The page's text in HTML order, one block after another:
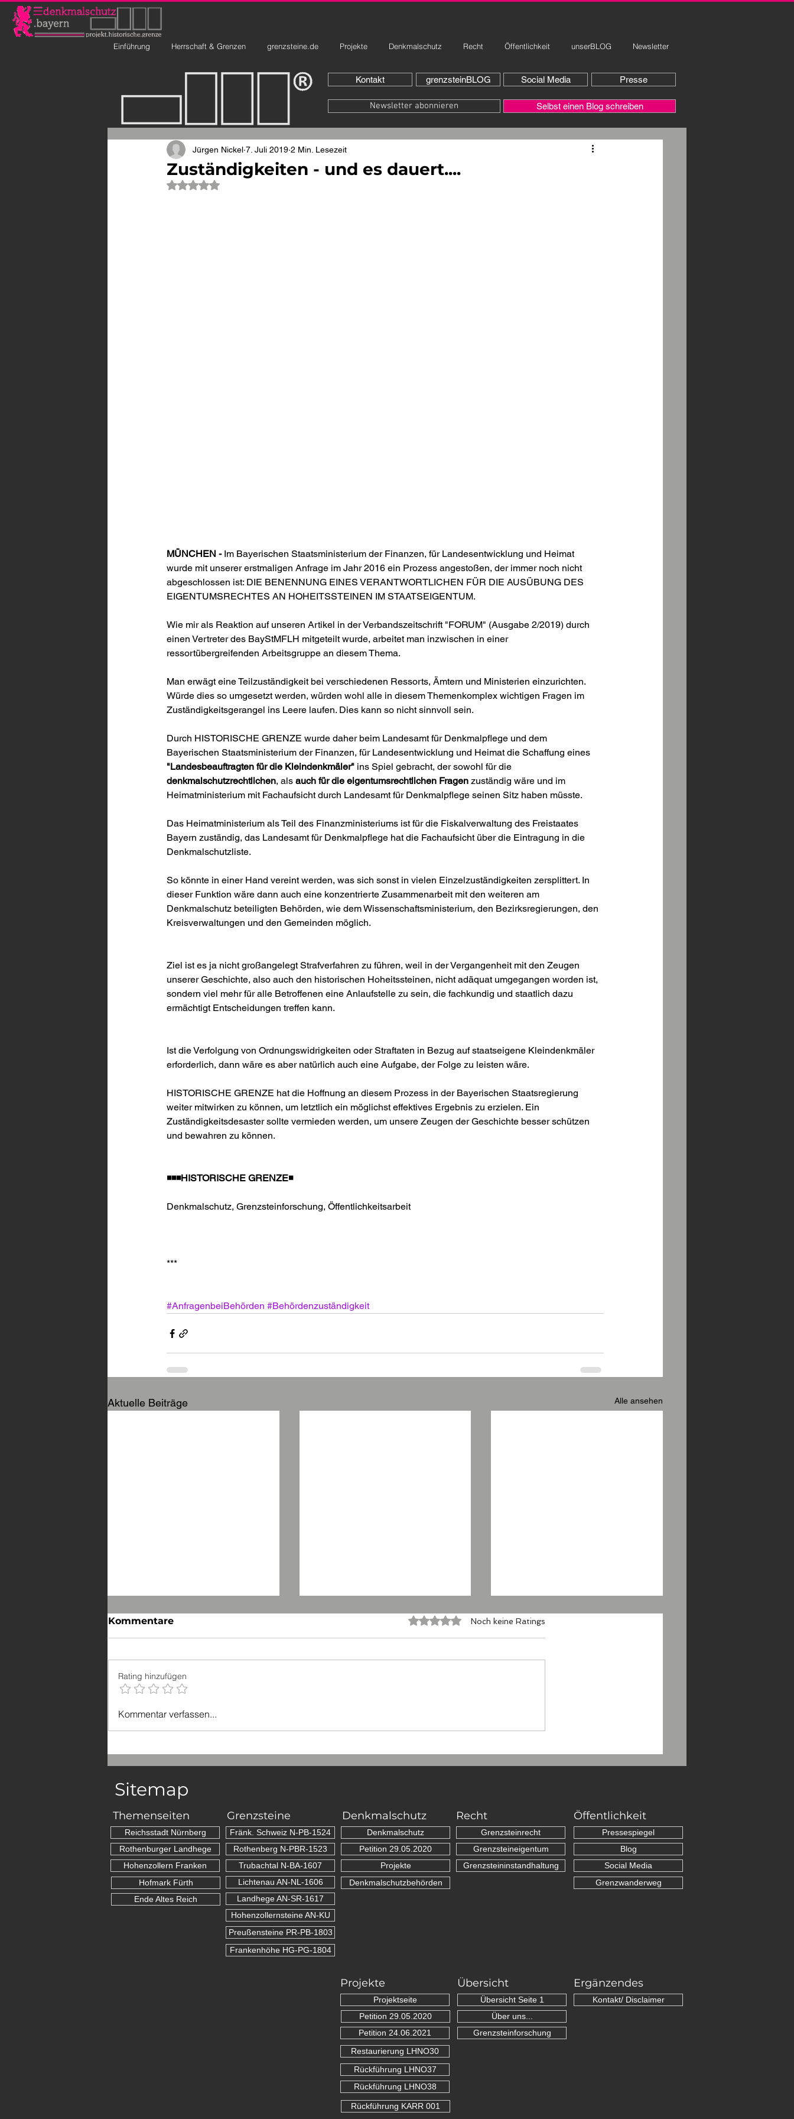
Einführung Herrschaft & Grenzen grenzsteine.de Projekte Denkmalschutz Recht Öffentlichkeit unserBLOG Newsletter
Kontakt grenzsteinBLOG Social Media Presse
Newsletter abonnieren Selbst einen Blog schreiben
Zuständigkeiten - und es dauert....
Jürgen Nickel 7. Juli 2019 2 Min. Lesezeit
Mit NaN von 5 Sternen bewertet.
MÜNCHEN - Im Bayerischen Staatsministerium der Finanzen, für Landesentwicklung und Heimat
wurde mit unserer erstmaligen Anfrage im Jahr 2016 ein Prozess angestoßen, der immer noch nicht
abgeschlossen ist: DIE BENENNUNG EINES VERANTWORTLICHEN FÜR DIE AUSÜBUNG DES
EIGENTUMSRECHTES AN HOHEITSSTEINEN IM STAATSEIGENTUM.
Wie mir als Reaktion auf unseren Artikel in der Verbandszeitschrift "FORUM" (Ausgabe 2/2019) durch
einen Vertreter des BayStMFLH mitgeteilt wurde, arbeitet man inzwischen in einer
ressortübergreifenden Arbeitsgruppe an diesem Thema.
Man erwägt eine Teilzuständigkeit bei verschiedenen Ressorts, Ämtern und Ministerien einzurichten.
Würde dies so umgesetzt werden, würden wohl alle in diesem Themenkomplex wichtigen Fragen im
Zuständigkeitsgerangel ins Leere laufen. Dies kann so nicht sinnvoll sein.
Durch HISTORISCHE GRENZE wurde daher beim Landesamt für Denkmalpflege und dem
Bayerischen Staatsministerium der Finanzen, für Landesentwicklung und Heimat die Schaffung eines
"Landesbeauftragten für die Kleindenkmäler" ins Spiel gebracht, der sowohl für die
denkmalschutzrechtlichen, als auch für die eigentumsrechtlichen Fragen zuständig wäre und im
Heimatministerium mit Fachaufsicht durch Landesamt für Denkmalpflege seinen Sitz haben müsste.
Das Heimatministerium als Teil des Finanzministeriums ist für die Fiskalverwaltung des Freistaates
Bayern zuständig, das Landesamt für Denkmalpflege hat die Fachaufsicht über die Eintragung in die
Denkmalschutzliste.
So könnte in einer Hand vereint werden, was sich sonst in vielen Einzelzuständigkeiten zersplittert. In
dieser Funktion wäre dann auch eine konzentrierte Zusammenarbeit mit den weiteren am
Denkmalschutz beteiligten Behörden, wie dem Wissenschaftsministerium, den Bezirksregierungen, den
Kreisverwaltungen und den Gemeinden möglich.
Ziel ist es ja nicht großangelegt Strafverfahren zu führen, weil in der Vergangenheit mit den Zeugen
unserer Geschichte, also auch den historischen Hoheitssteinen, nicht adäquat umgegangen worden ist,
sondern viel mehr für alle Betroffenen eine Anlaufstelle zu sein, die fachkundig und staatlich dazu
ermächtigt Entscheidungen treffen kann.
Ist die Verfolgung von Ordnungswidrigkeiten oder Straftaten in Bezug auf staatseigene Kleindenkmäler
erforderlich, dann wäre es aber natürlich auch eine Aufgabe, der Folge zu leisten wäre.
HISTORISCHE GRENZE hat die Hoffnung an diesem Prozess in der Bayerischen Staatsregierung
weiter mitwirken zu können, um letztlich ein möglichst effektives Ergebnis zu erzielen. Ein
Zuständigkeitsdesaster sollte vermieden werden, um unsere Zeugen der Geschichte besser schützen
und bewahren zu können.
◾️◾️◾️HISTORISCHE GRENZE◾️
Denkmalschutz, Grenzsteinforschung, Öffentlichkeitsarbeit
***
#AnfragenbeiBehörden #Behördenzuständigkeit
Aktuelle Beiträge Alle ansehen
Mehrere Grenzsteine
Kommentare Mit 0 von 5 Sternen bewertet.
Noch keine Ratings
Rating hinzufügen
Kommentar verfassen...
Sitemap
Themenseiten
Reichsstadt Nürnberg
Rothenburger Landhege
Hohenzollern Franken
Hofmark Fürth
Ende Altes Reich
Grenzsteine
Fränk. Schweiz N-PB-1524
Rothenberg N-PBR-1523
Trubachtal N-BA-1607
Lichtenau AN-NL-1606
Landhege AN-SR-1617
Denkmalschutz
Denkmalschutz
Petition 29.05.2020
Projekte
Recht
Grenzsteinrecht
Grenzsteineigentum
Grenzsteininstandhaltung
Denkmalschutzbehörden
Öffentlichkeit
Pressespiegel
Blog
Social Media
Grenzwanderweg
Hohenzollernsteine AN-KU
Preußensteine PR-PB-1803
Frankenhöhe HG-PG-1804
Projekte
Projektseite
Petition 29.05.2020
Petition 24.06.2021
Übersicht
Übersicht Seite 1
Ergänzendes
Kontakt/ Disclaimer
Über uns...
Grenzsteinforschung
Restaurierung LHNO30
Rückführung LHNO37
Rückführung LHNO38
Rückführung KARR 001